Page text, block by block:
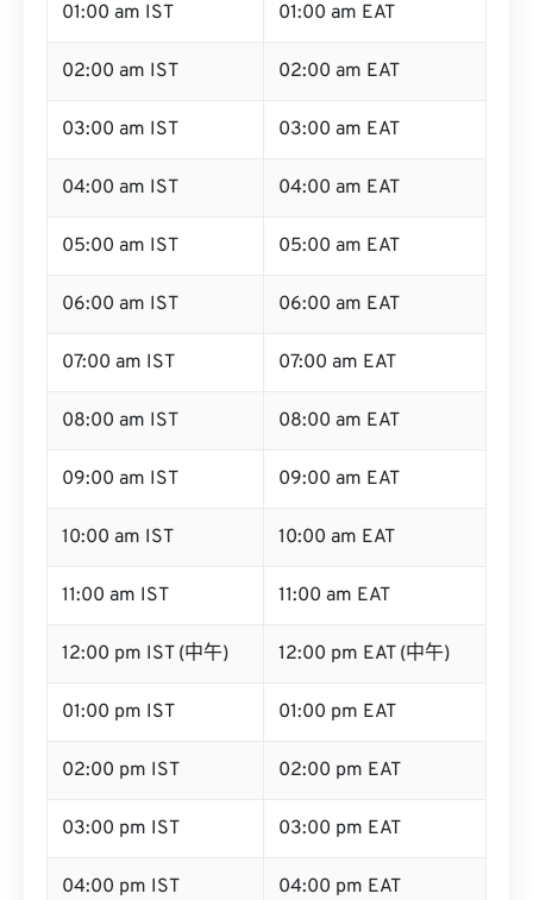
01:00 am IST 01:00 am EAT
02:00 am IST 02:00 am EAT
03:00 am IST 03:00 am EAT
04:00 am IST 04:00 am EAT
05:00 am IST 05:00 am EAT
06:00 am IST 06:00 am EAT
07:00 am IST 07:00 am EAT
08:00 am IST 08:00 am EAT
09:00 am IST 09:00 am EAT
10:00 am IST 10:00 am EAT
11:00 am IST 11:00 am EAT
12:00 pm IST (中午) 12:00 pm EAT (中午)
01:00 pm IST 01:00 pm EAT
02:00 pm IST 02:00 pm EAT
03:00 pm IST 03:00 pm EAT
04:00 pm IST 04:00 pm EAT